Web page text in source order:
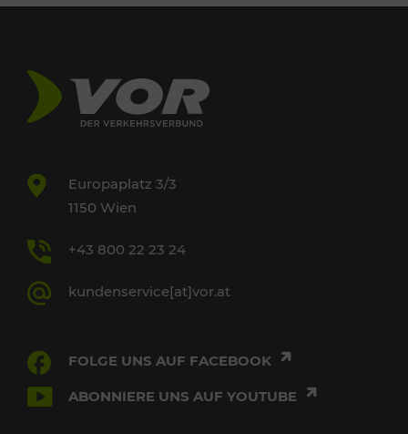
Europaplatz 3/3
1150 Wien
+43 800 22 23 24
kundenservice[at]vor.at
FOLGE UNS AUF FACEBOOK
ABONNIERE UNS AUF YOUTUBE